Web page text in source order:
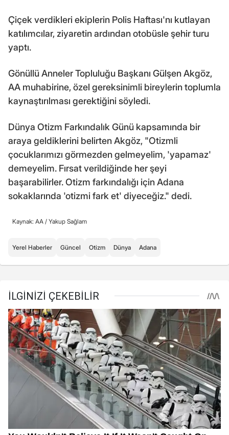
Çiçek verdikleri ekiplerin Polis Haftası'nı kutlayan
katılımcılar, ziyaretin ardından otobüsle şehir turu
yaptı.
Gönüllü Anneler Topluluğu Başkanı Gülşen Akgöz,
AA muhabirine, özel gereksinimli bireylerin toplumla
kaynaştırılması gerektiğini söyledi.
Dünya Otizm Farkındalık Günü kapsamında bir
araya geldiklerini belirten Akgöz, "Otizmli
çocuklarımızı görmezden gelmeyelim, 'yapamaz'
demeyelim. Fırsat verildiğinde her şeyi
başarabilirler. Otizm farkındalığı için Adana
sokaklarında 'otizmi fark et' diyeceğiz." dedi.
Kaynak: AA / Yakup Sağlam
Yerel Haberler Güncel Otizm Dünya Adana